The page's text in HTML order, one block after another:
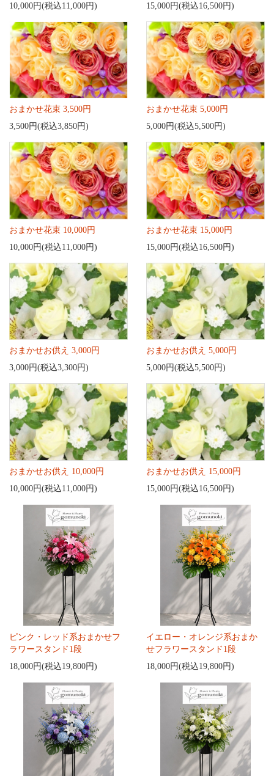
10,000円(税込11,000円) 15,000円(税込16,500円)
おまかせ花束 3,500円
3,500円(税込3,850円)
おまかせ花束 5,000円
5,000円(税込5,500円)
おまかせ花束 10,000円
10,000円(税込11,000円)
おまかせ花束 15,000円
15,000円(税込16,500円)
おまかせお供え 3,000円
3,000円(税込3,300円)
おまかせお供え 5,000円
5,000円(税込5,500円)
おまかせお供え 10,000円
10,000円(税込11,000円)
おまかせお供え 15,000円
15,000円(税込16,500円)
ピンク・レッド系おまかせフ
ラワースタンド1段
18,000円(税込19,800円)
イエロー・オレンジ系おまか
せフラワースタンド1段
18,000円(税込19,800円)